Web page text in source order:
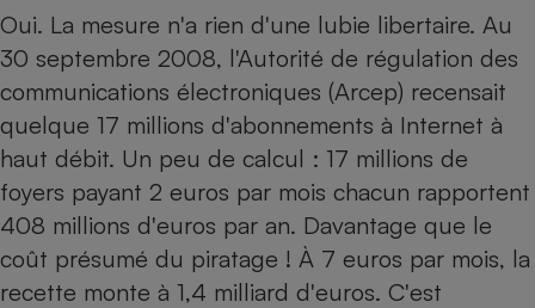
Oui. La mesure n'a rien d'une lubie libertaire. Au
30 septembre 2008, l'Autorité de régulation des
communications électroniques (Arcep) recensait
quelque 17 millions d'abonnements à Internet à
haut débit. Un peu de calcul : 17 millions de
foyers payant 2 euros par mois chacun rapportent
408 millions d'euros par an. Davantage que le
coût présumé du piratage ! À 7 euros par mois, la
recette monte à 1,4 milliard d'euros. C'est